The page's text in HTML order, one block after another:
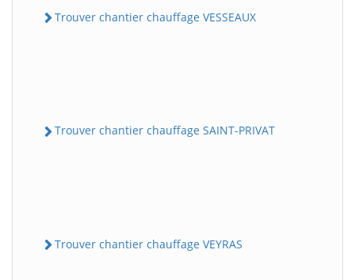
Trouver chantier chauffage VESSEAUX
Trouver chantier chauffage SAINT-PRIVAT
Trouver chantier chauffage VEYRAS